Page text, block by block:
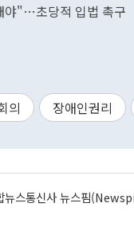
야"…초당적 입법 촉구
의 장애인권리
뉴스통신사 뉴스핌